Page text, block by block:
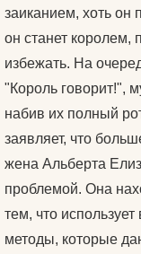
заиканием, хоть он
он станет королем,
избежать. На
"Король говорит!",
набив их полный
заявляет, что
жена Альберта
проблемой. Она
тем, что
методы, которые